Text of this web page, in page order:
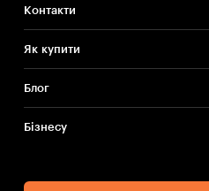
Контакти
Як купити
Блог
Бiзнесу